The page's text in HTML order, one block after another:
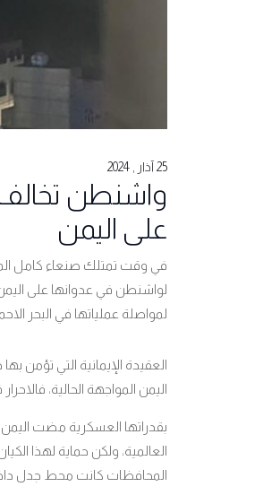
25 آذار , 2024
واشنطن تخالف
على اليمن
في وقت تمتلك صنعاء كامل
لواشنطن في عدوانها على
لمواصلة عملياتها في البحر
العقيدة الإيمانية التي تؤمن
اليمن المواجهة الحالية،
بقدراتها العسكرية مضت
العالمية، ولكن حماية لهذا
المحافظات كانت محط جدل